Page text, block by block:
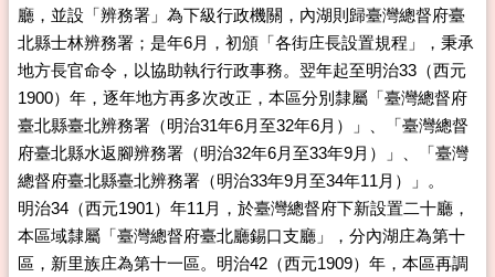
廳，並設「辨務署」為下級行政機關，內湖則歸臺灣總督府臺
北縣士林辨務署；是年6月，初頒「各街庄長設置規程」，秉承
地方長官命令，以協助執行行政事務。翌年起至明治33（西元
1900）年，逐年地方再多次改正，本區分別隸屬「臺灣總督府
臺北縣臺北辨務署（明治31年6月至32年6月）」、「臺灣總督
府臺北縣水返腳辨務署（明治32年6月至33年9月）」、「臺灣
總督府臺北縣臺北辨務署（明治33年9月至34年11月）」。
明治34（西元1901）年11月，於臺灣總督府下新設置二十廳，
本區域隸屬「臺灣總督府臺北廳錫口支廳」，分內湖庄為第十
區，新里族庄為第十一區。明治42（西元1909）年，本區再調